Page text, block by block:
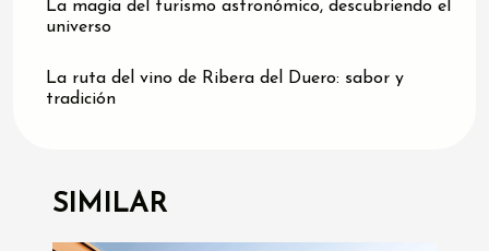
La magia del turismo astronómico, descubriendo el
universo
La ruta del vino de Ribera del Duero: sabor y
tradición
SIMILAR